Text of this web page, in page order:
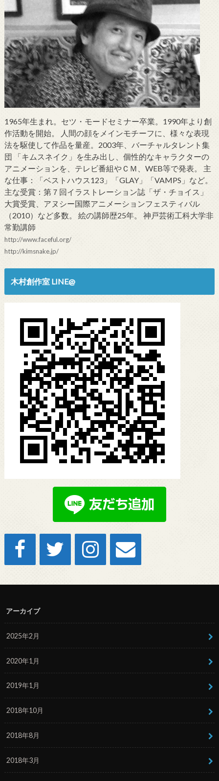
1965年生まれ。セツ・モードセミナー卒業。1990年より創
作活動を開始。 人間の顔をメインモチーフに、様々な表現
法を駆使して作品を量産。2003年、バーチャルタレント集
団 「キムスネイク」を生み出し、個性的なキャラクターの
アニメーションを、テレビ番組やＣＭ、WEB等で発表。 主
な仕事：「ベストハウス123」「GLAY」「VAMPS」など。
主な受賞：第７回イラストレーション誌「ザ・チョイス」
大賞受賞、アヌシー国際アニメーションフェスティバル
（2010）など多数。 絵の講師歴25年。 神戸芸術工科大学非
常勤講師
http://www.faceful.org/
http://kimsnake.jp/
木村創作室 LINE@
アーカイブ
2025年2月
2020年1月
2019年1月
2018年10月
2018年8月
2018年3月